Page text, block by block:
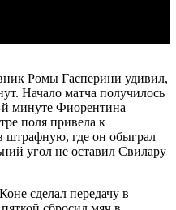
Ромы Гасперини удивил,
Начало матча получилось
минуте Фиорентина
поля привела к
штрафную, где он обыграл
угол не оставил Свилару
сделал передачу в